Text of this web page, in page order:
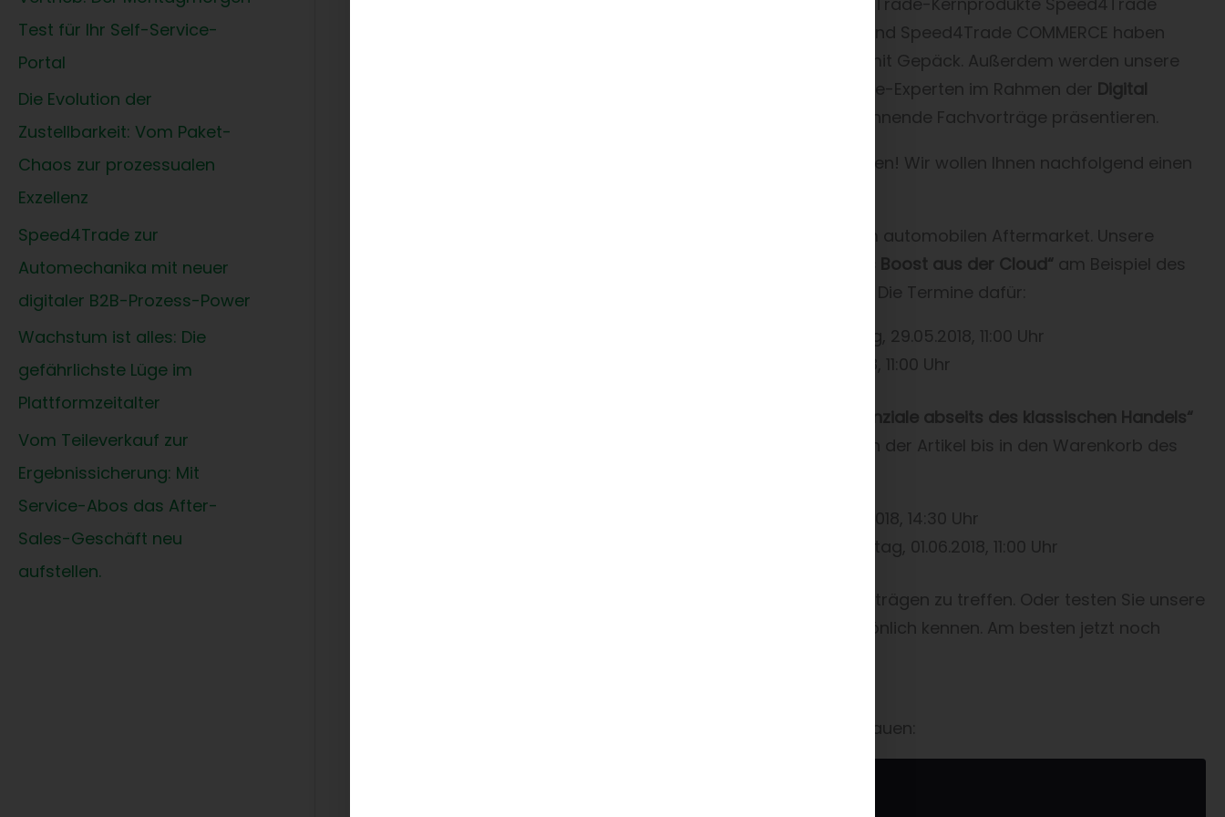
Test für Ihr Self-Service-
Portal
Die Evolution der
Zustellbarkeit: Vom Paket-
Chaos zur prozessualen
Exzellenz
Speed4Trade zur
Automechanika mit neuer
digitaler B2B-Prozess-Power
Wachstum ist alles: Die
gefährlichste Lüge im
Plattformzeitalter
Vom Teileverkauf zur
Ergebnissicherung: Mit
Service-Abos das After-
Sales-Geschäft neu
aufstellen.
CONNECT und Speed4Trade COMMERCE haben
wir für Sie mit Gepäck. Außerdem werden unsere
eCommerce-Experten im Rahmen der Digital
spannende Fachvorträge präsentieren.
Diese Vorträge sollten Sie sich nicht entgehen lassen! Wir wollen Ihnen nachfolgend einen
Cloud-Lösungen eignen sich optimal für Zukunftsstrategien im automobilen Aftermarket. Unsere
Vortrag „Der Business Boost aus der Cloud“ am Beispiel des
Komplettradkonfigurators Speed4Trade WHEEL mehr darüber. Die Termine dafür:
Wolfgang Vogl, Director Business Development: Dienstag, 29.05.2018, 11:00 Uhr
Michael Liberda, Partner Manager: Donnerstag, 31.05.2018, 11:00 Uhr
Titel „Next lap – Auffahrt eCommerce: Umsatzpotenziale abseits des klassischen Handels“
zeigen wir Ihnen die optimale „Händler-Journey“ vom Einstellen der Artikel bis in den Warenkorb des
Sebastian Seidl, Associate Integration: Mittwoch, 30.05.2018, 14:30 Uhr
Christian Rockefeller, Head of Customer Consulting: Freitag, 01.06.2018, 11:00 Uhr
Dann freuen wir uns darauf, Sie bei den Vorträgen zu treffen. Oder testen Sie unsere
Lösungen vor Ort und lernen Sie unsere Experten einfach persönlich kennen. Am besten jetzt noch
Die Videos der Vorträge können Sie sich hier als Playlist anschauen: